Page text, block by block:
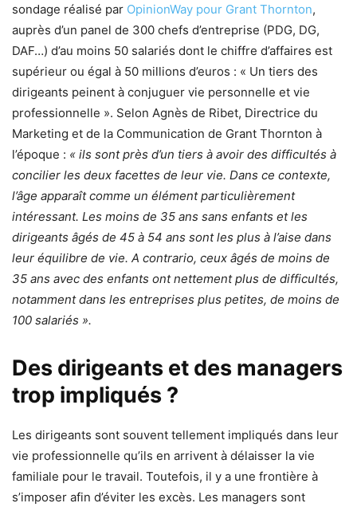
sondage réalisé par OpinionWay pour Grant Thornton,
auprès d’un panel de 300 chefs d’entreprise (PDG, DG,
DAF…) d’au moins 50 salariés dont le chiffre d’affaires est
supérieur ou égal à 50 millions d’euros : « Un tiers des
dirigeants peinent à conjuguer vie personnelle et vie
professionnelle ». Selon Agnès de Ribet, Directrice du
Marketing et de la Communication de Grant Thornton à
l’époque : « ils sont près d’un tiers à avoir des difficultés à
concilier les deux facettes de leur vie. Dans ce contexte,
l’âge apparaît comme un élément particulièrement
intéressant. Les moins de 35 ans sans enfants et les
dirigeants âgés de 45 à 54 ans sont les plus à l’aise dans
leur équilibre de vie. A contrario, ceux âgés de moins de
35 ans avec des enfants ont nettement plus de difficultés,
notamment dans les entreprises plus petites, de moins de
100 salariés ».
Des dirigeants et des managers
trop impliqués ?
Les dirigeants sont souvent tellement impliqués dans leur
vie professionnelle qu’ils en arrivent à délaisser la vie
familiale pour le travail. Toutefois, il y a une frontière à
s’imposer afin d’éviter les excès. Les managers sont